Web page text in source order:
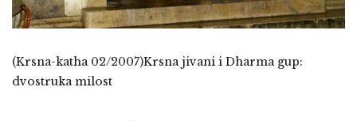
(Krsna-katha 02/2007)Krsna jivani i Dharma gup:
dvostruka milost